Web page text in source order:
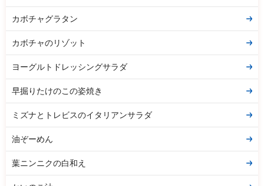
カボチャグラタン
カボチャのリゾット
ヨーグルトドレッシングサラダ
早掘りたけのこの姿焼き
ミズナとトレビスのイタリアンサラダ
油ぞーめん
葉ニンニクの白和え